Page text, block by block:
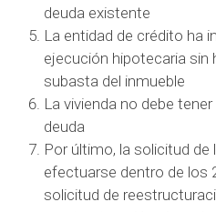
deuda existente
La entidad de crédito ha
ejecución hipotecaria sin
subasta del inmueble
La vivienda no debe
deuda
Por último, la solicitud de
efectuarse dentro de los
solicitud de